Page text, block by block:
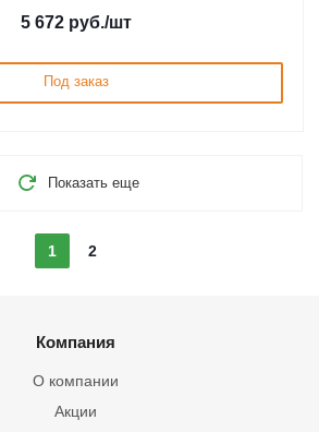
5 672 руб./шт
Под заказ
Показать еще
1 2
Компания
О компании
Акции